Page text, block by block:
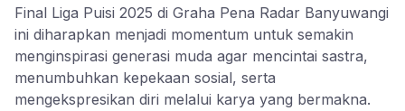
Final Liga Puisi 2025 di Graha Pena Radar Banyuwangi
ini diharapkan menjadi momentum untuk semakin
menginspirasi generasi muda agar mencintai sastra,
menumbuhkan kepekaan sosial, serta
mengekspresikan diri melalui karya yang bermakna.